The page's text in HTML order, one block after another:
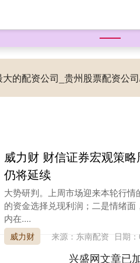
的配资公司_贵州股票配资公
威力财 财信证券宏观策
仍将延续
大势研判。上周市场迎来本轮行
的资金选择兑现利润；二是情绪
内在....
威力财 来源：东南配资 日期
兴盛网文章已